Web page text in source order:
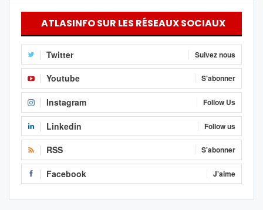
ATLASINFO SUR LES RÉSEAUX SOCIAUX
Twitter Suivez nous
Youtube S'abonner
Instagram Follow Us
Linkedin Follow us
RSS S'abonner
Facebook J'aime